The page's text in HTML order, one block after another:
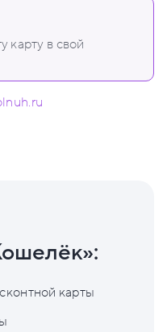
карту в свой
карты